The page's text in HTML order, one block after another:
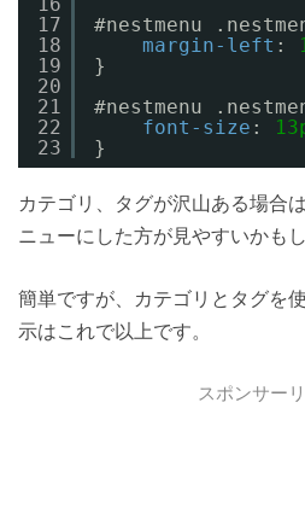
17
18
19
20
21
22
23
#nestmenu
margin-left :
}
#nestmenu
font-size :
}
カテゴリ、タグが沢山ある場合
ニューにした方が見やすいかも
簡単ですが、カテゴリとタグを
示はこれで以上です。
スポンサー